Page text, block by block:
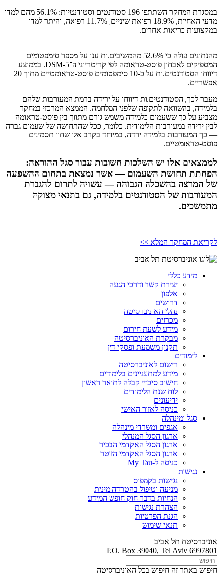
במסגרת המחקר השתתפו 196 סטודנטים וסטודנטיות: 56.1% מהם למדו
מדעי האחיות, 18.9% רפואת שיניים, 11.7% רפואה, והיתר למדו
במקצועות בריאות אחרים.
מהנתונים עולה כי 52.6% מהמשיבים.ות ענו על מספר סימפטומים
המספיקים לאבחון פוסט-טראומה לפי קריטריוני ה־DSM-5. בממוצע
דיווחו הסטודנטים.ות על כ-10 סימפטומים פוסט-טראומטיים מתוך 20
אפשריים.
מעבר לכך, הסטודנטים.ות דיווחו על ירידה ברמת המעורבות שלהם
בלמידה, בהשוואה לתקופה שלפני המלחמה. הממצא המרכזי במחקר
מצביע על כך ששעמום בלמידה משמש גורם מתווך בין פוסט-טראומה
לבין ירידה במעורבות הלימודית. כלומר, ככל שהתחושה של שעמום גברה
— כך המעורבות בלמידה ירדה, במיוחד בקרב אלו שחוו תסמינים
פוסט-טראומטיים.
לממצאים אלו יש השלכות חשובות עבור סגל ההוראה:
הפחתת תחושת השעמום — אשר נמצאת בתחום ההשפעה
של המרצה בהשכלה הגבוהה — עשויה לתרום להגברת
המעורבות של הסטודנטים בלמידה, גם בתנאי מצוקה
מתמשכים.
לקריאת המחקר המלא >>
מידע כללי
יצירת קשר ודרכי הגעה
אלפון
דרושים
נהלי האוניברסיטה
מכרזים
מידע לשעת חירום
מבקרת האוניברסיטה
תקנון משמעת ופסקי דין
לימודים
רישום לאוניברסיטה
מידע למתעניינים בלימודים
חישוב סיכויי קבלה לתואר ראשון
לוח שנת הלימודים
ידיעונים
כניסה לאזור האישי
סגל ומינהלה
אגפים ומשרדי מינהלה
ארגון הסגל המנהלי
ארגון הסגל האקדמי הבכיר
ארגון הסגל האקדמי הזוטר
כניסה ל-My Tau
נגישות
נגישות בקמפוס
מניעה וטיפול בהטרדה מינית
הנחיות בדבר חוק חופש המידע
הצהרת נגישות
הגנת הפרטיות
תנאי שימוש
אוניברסיטת תל אביב
P.O. Box 39040, Tel Aviv 6997801
חיפוש באתר זה חיפוש בכל האוניברסיטה